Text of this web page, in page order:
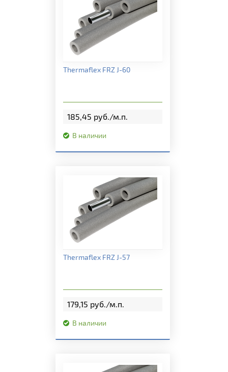
Подробная информация
Thermaflex FRZ J-60
185,45 руб./м.п.
В наличии
Подробная информация
Thermaflex FRZ J-57
179,15 руб./м.п.
В наличии